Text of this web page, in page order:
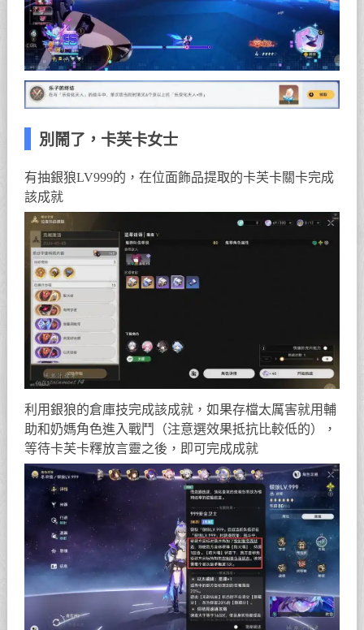
別鬧了，卡芙卡女士
有抽銀狼LV999的，在位面飾品提取的卡芙卡關卡完成
該成就
利用銀狼的倉庫技完成該成就，如果存檔太厲害就用輔
助和奶媽角色進入戰鬥（注意選效果抵抗比較低的），
等待卡芙卡釋放言靈之後，即可完成成就